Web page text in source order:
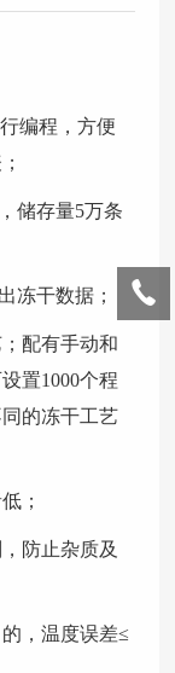
编程，方便
储存量5万条
冻干数据；
配有手动和
置1000个程
的冻干工艺
；
防止杂质及
，温度误差≤